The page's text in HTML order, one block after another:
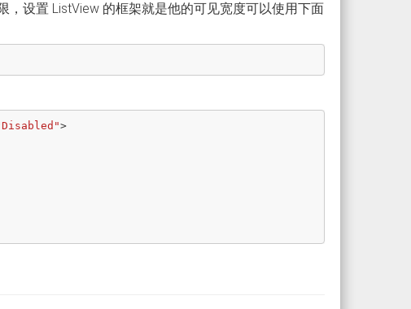
，设置 ListView 的框架就是他的可见宽度可以使用下面
>